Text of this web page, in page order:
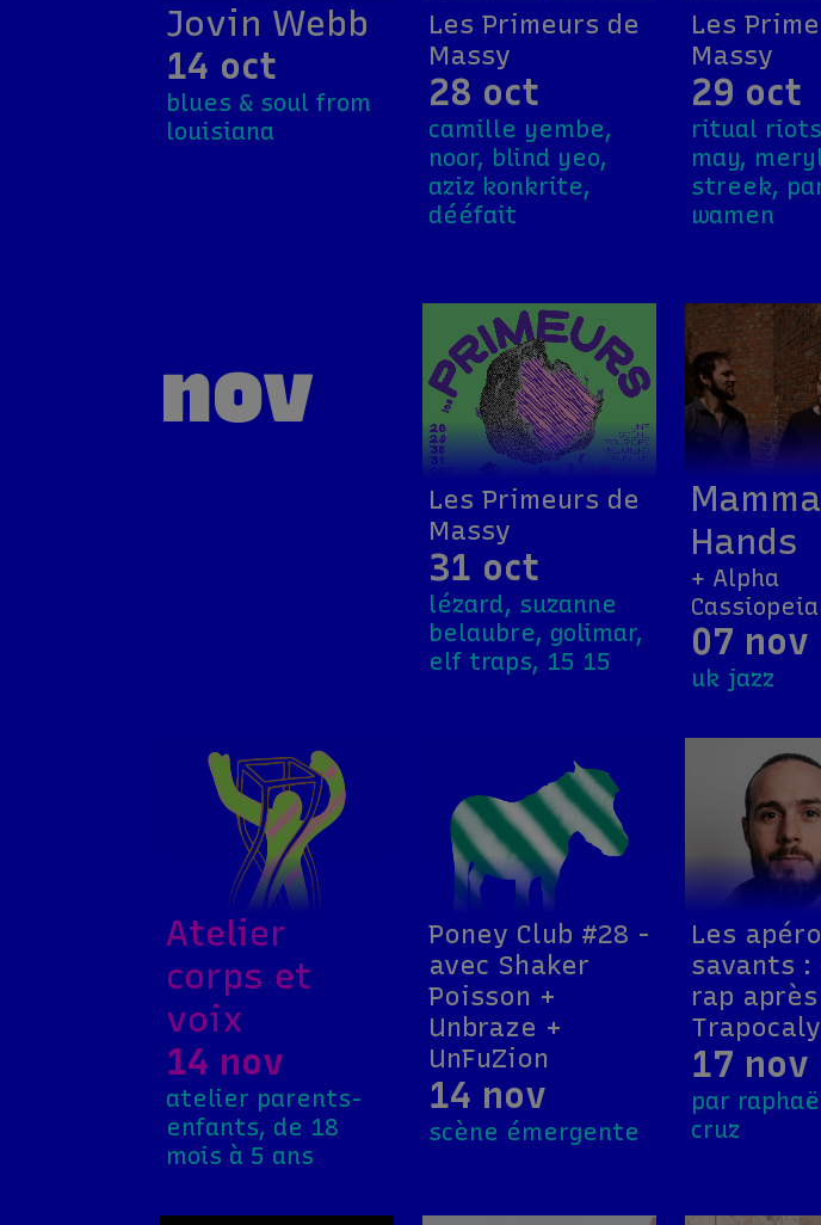
Jovin Webb
14 oct
blues & soul from
louisiana
Les Primeurs de
Massy
28 oct
camille yembe,
noor, blind yeo,
aziz konkrite,
dééfait
Les
Massy
29 oct
ritual
may,
streek,
wamen
nov
Les Primeurs de
Massy
31 oct
lézard, suzanne
belaubre, golimar,
elf traps, 15 15
Hands
+ Alpha
07 nov
uk jazz
Atelier
corps et
voix
14 nov
atelier parents-
enfants, de 18
mois à 5 ans
Poney Club #28 -
avec Shaker
Poisson +
Unbraze +
UnFuZion
14 nov
scène émergente
Les
savants :
rap
17 nov
par
cruz